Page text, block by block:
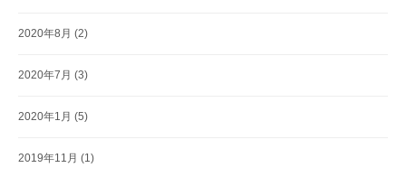
2020年8月 (2)
2020年7月 (3)
2020年1月 (5)
2019年11月 (1)